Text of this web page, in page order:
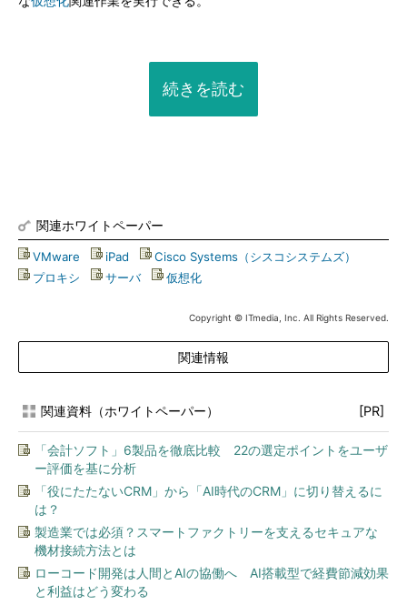
続きを読む
関連ホワイトペーパー
VMware iPad Cisco Systems（シスコシステムズ）
プロキシ
サーバ| 仮想化
Copyright © ITmedia, Inc. All Rights Reserved.
関連情報
関連資料（ホワイトペーパー） [PR]
「会計ソフト」6製品を徹底比較 22の選定ポイントをユーザ
ー評価を基に分析
「役にたたないCRM」から「AI時代のCRM」に切り替えるに
は？
製造業では必須？スマートファクトリーを支えるセキュアな
機材接続方法とは
ローコード開発は人間とAIの協働へ AI搭載型で経費節減効果
と利益はどう変わる